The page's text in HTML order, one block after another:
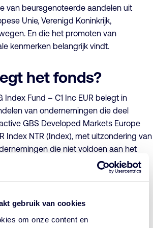
gebruik van cookies
om onze content en
van beursgenoteerde aandelen uit
Unie, Verenigd Koninkrijk,
En die het promoten van
kenmerken belangrijk vindt.
het fonds?
Index Fund – C1 Inc EUR belegt in
van ondernemingen die deel
GBS Developed Markets Europe
Index NTR (Index), met uitzondering van
die niet voldoen aan het
van het fonds. Het doel van het
met het voor het fonds van
beleggingsbeleid, ten behoeve
rendement te realiseren dat het
zoveel als mogelijk benadert. Het
(securities lending) is niet toegestaan.